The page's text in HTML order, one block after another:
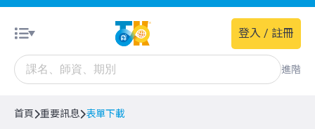
進階
登入 / 註冊
首頁 重要訊息 表單下載